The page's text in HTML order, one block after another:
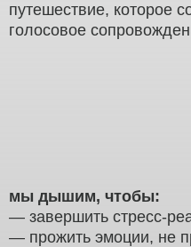
путешествие, которое
голосовое
мы дышим, чтобы:
— завершить стресс-
— прожить эмоции, не